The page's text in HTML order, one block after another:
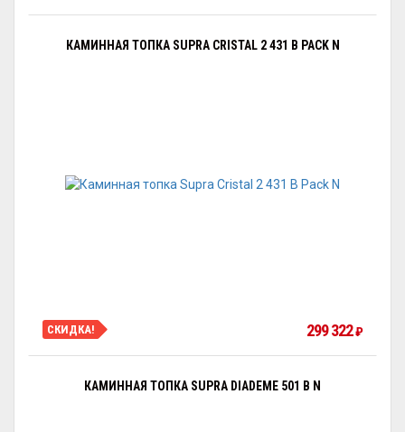
КАМИННАЯ ТОПКА SUPRA CRISTAL 2 431 B PACK N
СКИДКА! 299 322₽
КАМИННАЯ ТОПКА SUPRA DIADEME 501 B N